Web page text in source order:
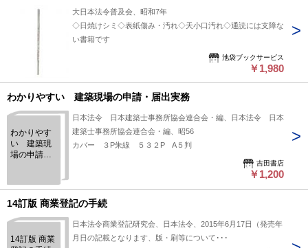
大日本法令普及会、昭和7年
◇日焼けシミ◇表紙傷み・汚れ◇天小口汚れ◇通読には支障な
い書籍です
池袋ブックサービス
￥1,980
わかりやすい 建築現場の申請・届出実務
わかりやす
い 建築現
場の申請・
日本法令 日本建築士事務所協会連合会・編、日本法令 日本
建築士事務所協会連合会・編、昭56
カバー ３P朱線 ５３２P A５判
吉田書店
￥1,200
14訂版 商業登記の手続
14訂版 商業
日本法令商業登記研究会、日本法令、2015年6月17日（発売年
月日の記載となります、版・刷等について･･･